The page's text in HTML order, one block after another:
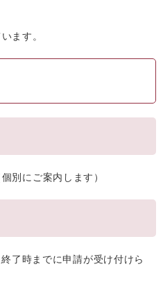
ます。
にご案内します）
時までに申請が受け付けら